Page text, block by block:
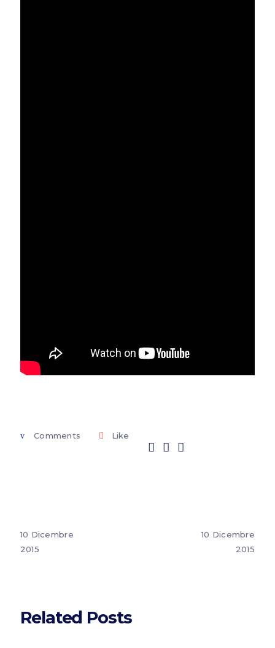
Comments Like
10 Dicembre
2015
10 Dicembre
2015
Related Posts